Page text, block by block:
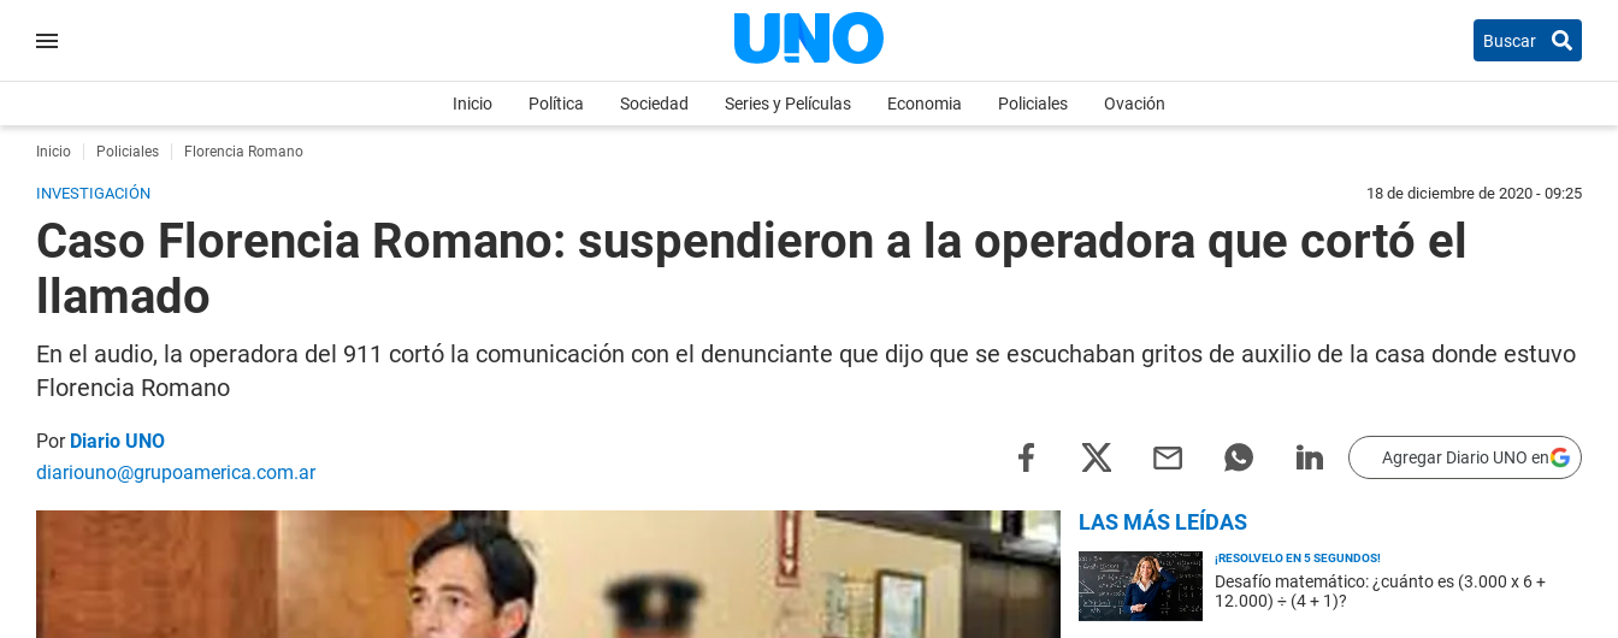
Buscar
Inicio Política Sociedad Series y Películas Economia Policiales Ovación
Inicio Policiales Florencia Romano
INVESTIGACIÓN 18 de diciembre de 2020 - 09:25
Caso Florencia Romano: suspendieron a la operadora que cortó el
llamado
En el audio, la operadora del 911 cortó la comunicación con el denunciante que dijo que se escuchaban gritos de auxilio de la casa donde estuvo
Florencia Romano
Por Diario UNO
diariouno@grupoamerica.com.ar
Agregar Diario UNO en
LAS MÁS LEÍDAS
¡RESOLVELO EN 5 SEGUNDOS!
Desafío matemático: ¿cuánto es (3.000 x 6 +
12.000) ÷ (4 + 1)?